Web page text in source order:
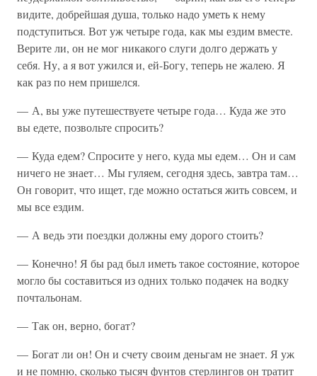
видите, добрейшая душа, только надо уметь к нему
подступиться. Вот уж четыре года, как мы ездим вместе.
Верите ли, он не мог никакого слуги долго держать у
себя. Ну, а я вот ужился и, ей-Богу, теперь не жалею. Я
как раз по нем пришелся.
— А, вы уже путешествуете четыре года… Куда же это
вы едете, позвольте спросить?
— Куда едем? Спросите у него, куда мы едем… Он и сам
ничего не знает… Мы гуляем, сегодня здесь, завтра там…
Он говорит, что ищет, где можно остаться жить совсем, и
мы все ездим.
— А ведь эти поездки должны ему дорого стоить?
— Конечно! Я бы рад был иметь такое состояние, которое
могло бы составиться из одних только подачек на водку
почтальонам.
— Так он, верно, богат?
— Богат ли он! Он и счету своим деньгам не знает. Я уж
и не помню, сколько тысяч фунтов стерлингов он тратит